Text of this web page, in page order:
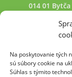
Na poskytovanie tých
sú súbory cookie na
Súhlas s týmito
014 01 Bytča
+421